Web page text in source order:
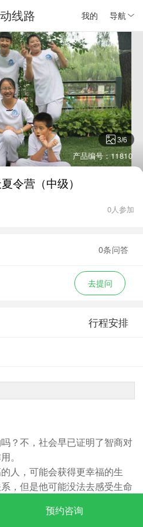
我的 导航
线路
3/6
产品编号：11810
令营（中级）
0人参加
0条问答
去提问
行程安排
？不，社会早已证明了智商对
。
人，可能会获得更幸福的生
，但是他可能没法去感受生命
价值和意义。
人的本质的是灵商。
预约咨询